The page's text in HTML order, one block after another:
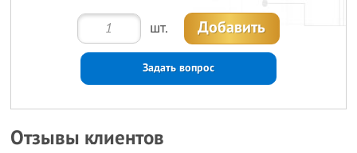
шт. Добавить
Задать вопрос
Отзывы клиентов